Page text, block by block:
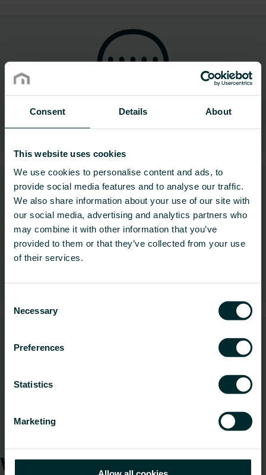
Consent Details About
This website uses cookies
We use cookies to personalise content and ads, to
provide social media features and to analyse our traffic.
We also share information about your use of our site with
our social media, advertising and analytics partners who
may combine it with other information that you’ve
provided to them or that they’ve collected from your use
of their services.
Selection
Necessary
Preferences
Statistics
Marketing
Hydraulische Regelungen
Installationssystem
Wie können wir Ihnen